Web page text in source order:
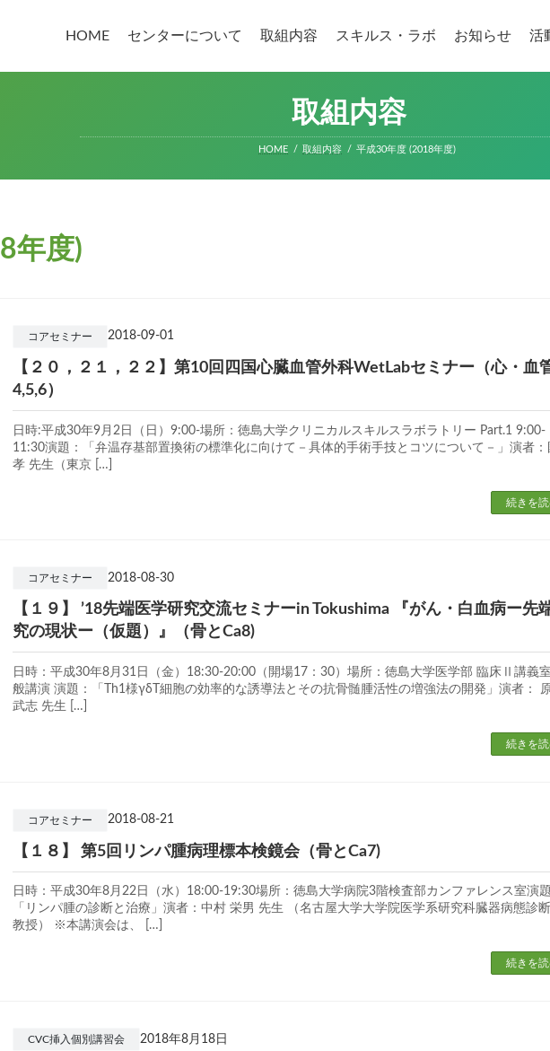
HOME センターについて 取組内容 スキルス・ラボ お知らせ 活
取組内容
HOME 取組内容 平成30年度 (2018年度)
年度)
2018-09-01
コアセミナー
【２０，２１，２２】第10回四国心臓血管外科WetLabセミナー（心・血
4,5,6）
日時:平成30年9月2日（日）9:00-場所：徳島大学クリニカルスキルスラボラトリー Part.1 9:00-
11:30演題：「弁温存基部置換術の標準化に向けて－具体的手術手技とコツについて－」演者：
孝 先生（東京 […]
続きを
2018-08-30
コアセミナー
【１９】 ’18先端医学研究交流セミナーin Tokushima 『がん・白血病ー先
究の現状ー（仮題）』（骨とCa8)
日時：平成30年8月31日（金）18:30-20:00（開場17：30）場所：徳島大学医学部 臨床Ⅱ講義
般講演 演題：「Th1様γδT細胞の効率的な誘導法とその抗骨髄腫活性の増強法の開発」演者：
武志 先生 […]
続きを
2018-08-21
コアセミナー
【１８】 第5回リンパ腫病理標本検鏡会（骨とCa7)
日時：平成30年8月22日（水）18:00-19:30場所：徳島大学病院3階検査部カンファレンス室演題
「リンパ腫の診断と治療」演者：中村 栄男 先生 （名古屋大学大学院医学系研究科臓器病態診
教授） ※本講演会は、 […]
続きを
2018年8月18日
CVC挿入個別講習会